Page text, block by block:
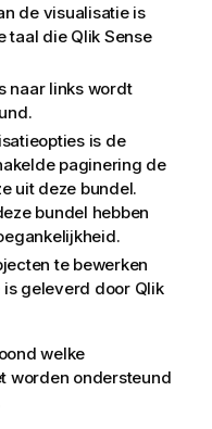
de visualisatie is
taal die Qlik Sense
naar links wordt
is de
paginering de
uit deze bundel.
bundel hebben
te bewerken
geleverd door Qlik
welke
worden ondersteund